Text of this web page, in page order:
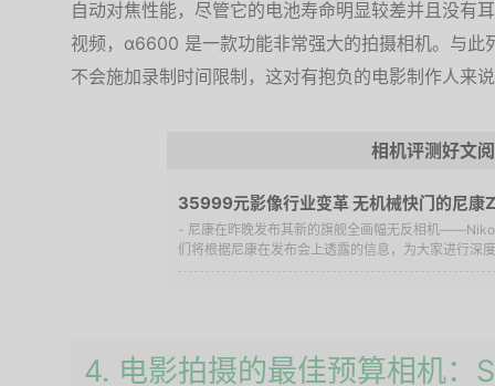
自动对焦性能，尽管它的电池寿命明显较差并且没有
视频，α6600 是一款功能非常强大的拍摄相机。与此
不会施加录制时间限制，这对有抱负的电影制作人来
相机评测好文
35999元影像行业变革 无机械快门的尼康
- 尼康在昨晚发布其新的旗舰全画幅无反相机
们将根据尼康在发布会上透露的信息，为大家进行深
4. 电影拍摄的最佳预算相机：